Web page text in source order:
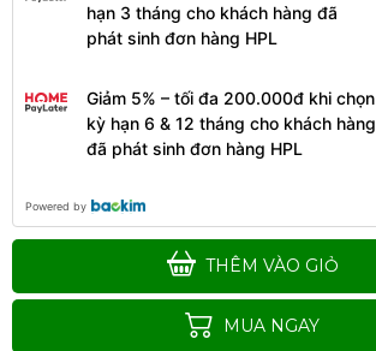
hạn 3 tháng cho khách hàng đã
phát sinh đơn hàng HPL
Giảm 5% – tối đa 200.000đ khi chọn
kỳ hạn 6 & 12 tháng cho khách hàng
đã phát sinh đơn hàng HPL
Powered by
THÊM VÀO GIỎ
MUA NGAY